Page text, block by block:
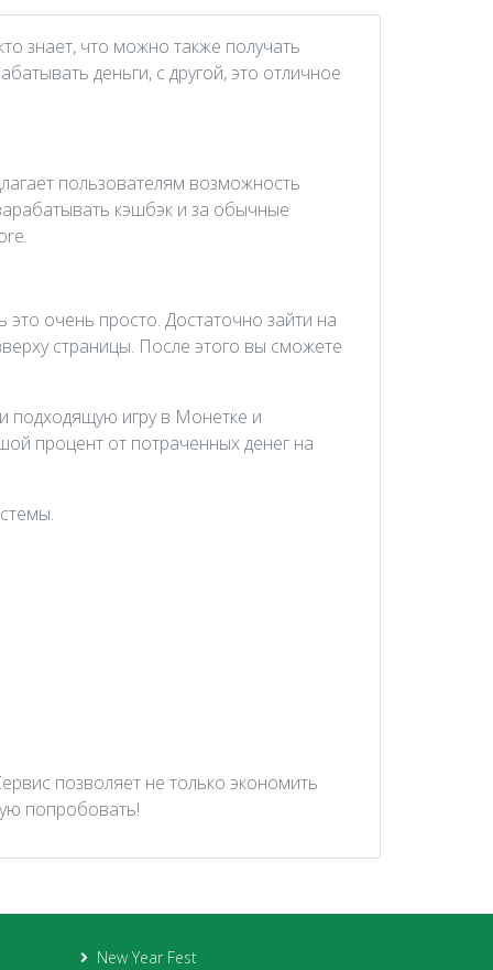
знает, что можно также получать
деньги, с другой, это отличное
пользователям возможность
кэшбэк и за обычные
очень просто. Достаточно зайти на
страницы. После этого вы сможете
подходящую игру в Монетке и
процент от потраченных денег на
позволяет не только экономить
попробовать!
New Year Fest